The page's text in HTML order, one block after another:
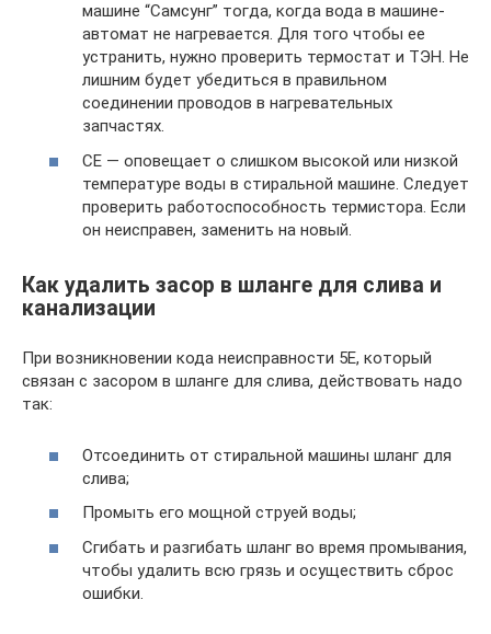
машине “Самсунг” тогда, когда вода в машине-
автомат не нагревается. Для того чтобы ее
устранить, нужно проверить термостат и ТЭН. Не
лишним будет убедиться в правильном
соединении проводов в нагревательных
запчастях.
CE — оповещает о слишком высокой или низкой
температуре воды в стиральной машине. Следует
проверить работоспособность термистора. Если
он неисправен, заменить на новый.
Как удалить засор в шланге для слива и
канализации
При возникновении кода неисправности 5Е, который
связан с засором в шланге для слива, действовать надо
так:
Отсоединить от стиральной машины шланг для
слива;
Промыть его мощной струей воды;
Сгибать и разгибать шланг во время промывания,
чтобы удалить всю грязь и осуществить сброс
ошибки.